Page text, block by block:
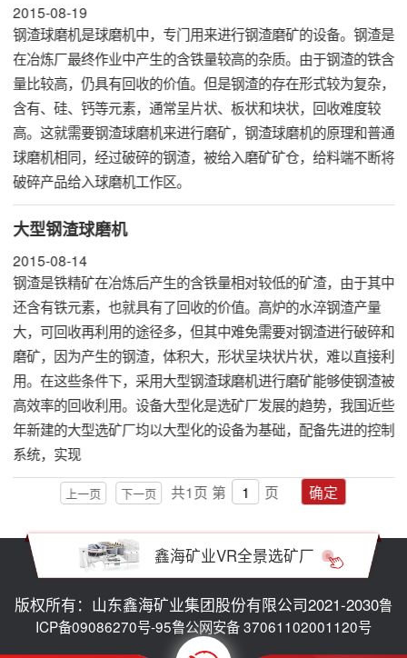
2015-08-19
钢渣球磨机是球磨机中，专门用来进行钢渣磨矿的设备。钢渣是
在冶炼厂最终作业中产生的含铁量较高的杂质。由于钢渣的铁含
量比较高，仍具有回收的价值。但是钢渣的存在形式较为复杂，
含有、硅、钙等元素，通常呈片状、板状和块状，回收难度较
高。这就需要钢渣球磨机来进行磨矿，钢渣球磨机的原理和普通
球磨机相同，经过破碎的钢渣，被给入磨矿矿仓，给料端不断将
破碎产品给入球磨机工作区。
大型钢渣球磨机
2015-08-14
钢渣是铁精矿在冶炼后产生的含铁量相对较低的矿渣，由于其中
还含有铁元素，也就具有了回收的价值。高炉的水淬钢渣产量
大，可回收再利用的途径多，但其中难免需要对钢渣进行破碎和
磨矿，因为产生的钢渣，体积大，形状呈块状片状，难以直接利
用。在这些条件下，采用大型钢渣球磨机进行磨矿能够使钢渣被
高效率的回收利用。设备大型化是选矿厂发展的趋势，我国近些
年新建的大型选矿厂均以大型化的设备为基础，配备先进的控制
系统，实现
上一页 下一页 共1页 第 页 确定
鑫海矿业VR全景选矿厂
版权所有：山东鑫海矿业集团股份有限公司2021-2030鲁
ICP备09086270号-95鲁公网安备 37061102001120号